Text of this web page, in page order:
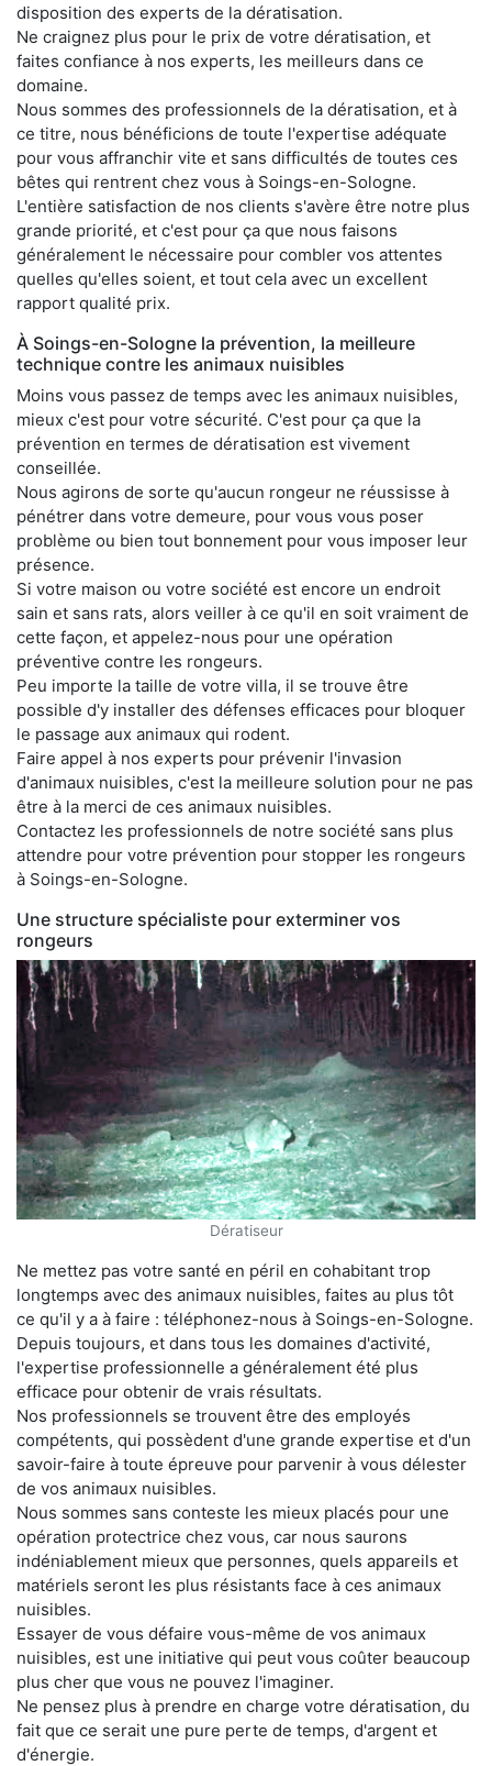
disposition des experts de la dératisation.
Ne craignez plus pour le prix de votre dératisation, et
faites confiance à nos experts, les meilleurs dans ce
domaine.
Nous sommes des professionnels de la dératisation, et à
ce titre, nous bénéficions de toute l'expertise adéquate
pour vous affranchir vite et sans difficultés de toutes ces
bêtes qui rentrent chez vous à Soings-en-Sologne.
L'entière satisfaction de nos clients s'avère être notre plus
grande priorité, et c'est pour ça que nous faisons
généralement le nécessaire pour combler vos attentes
quelles qu'elles soient, et tout cela avec un excellent
rapport qualité prix.
À Soings-en-Sologne la prévention, la meilleure
technique contre les animaux nuisibles
Moins vous passez de temps avec les animaux nuisibles,
mieux c'est pour votre sécurité. C'est pour ça que la
prévention en termes de dératisation est vivement
conseillée.
Nous agirons de sorte qu'aucun rongeur ne réussisse à
pénétrer dans votre demeure, pour vous vous poser
problème ou bien tout bonnement pour vous imposer leur
présence.
Si votre maison ou votre société est encore un endroit
sain et sans rats, alors veiller à ce qu'il en soit vraiment de
cette façon, et appelez-nous pour une opération
préventive contre les rongeurs.
Peu importe la taille de votre villa, il se trouve être
possible d'y installer des défenses efficaces pour bloquer
le passage aux animaux qui rodent.
Faire appel à nos experts pour prévenir l'invasion
d'animaux nuisibles, c'est la meilleure solution pour ne pas
être à la merci de ces animaux nuisibles.
Contactez les professionnels de notre société sans plus
attendre pour votre prévention pour stopper les rongeurs
à Soings-en-Sologne.
Une structure spécialiste pour exterminer vos
rongeurs
Dératiseur
Ne mettez pas votre santé en péril en cohabitant trop
longtemps avec des animaux nuisibles, faites au plus tôt
ce qu'il y a à faire : téléphonez-nous à Soings-en-Sologne.
Depuis toujours, et dans tous les domaines d'activité,
l'expertise professionnelle a généralement été plus
efficace pour obtenir de vrais résultats.
Nos professionnels se trouvent être des employés
compétents, qui possèdent d'une grande expertise et d'un
savoir-faire à toute épreuve pour parvenir à vous délester
de vos animaux nuisibles.
Nous sommes sans conteste les mieux placés pour une
opération protectrice chez vous, car nous saurons
indéniablement mieux que personnes, quels appareils et
matériels seront les plus résistants face à ces animaux
nuisibles.
Essayer de vous défaire vous-même de vos animaux
nuisibles, est une initiative qui peut vous coûter beaucoup
plus cher que vous ne pouvez l'imaginer.
Ne pensez plus à prendre en charge votre dératisation, du
fait que ce serait une pure perte de temps, d'argent et
d'énergie.